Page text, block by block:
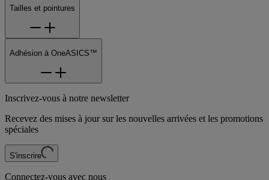
Tailles et pointures
Adhésion à OneASICS™
Inscrivez-vous à notre newsletter
Recevez des mises à jour sur les nouvelles arrivées et les promotions
spéciales
S'inscrire
Connectez-vous avec nous